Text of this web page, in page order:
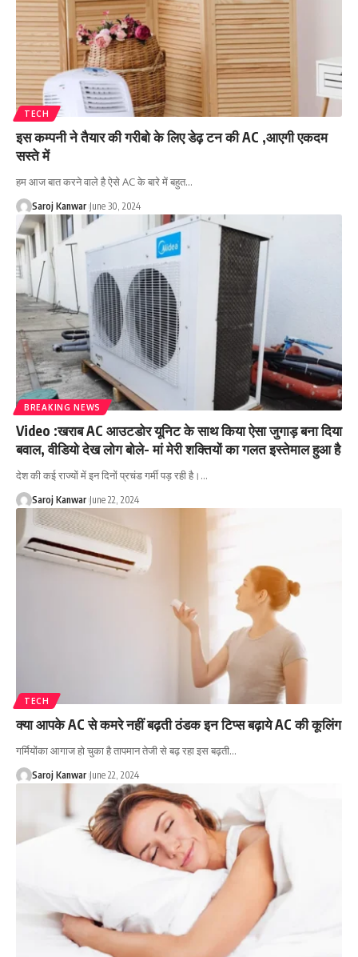
TECH
इस कम्पनी ने तैयार की गरीबो के लिए डेढ़ टन की AC ,आएगी एकदम
सस्ते में
हम आज बात करने वाले है ऐसे AC के बारे में बहुत…
Saroj Kanwar June 30, 2024
BREAKING NEWS
Video :खराब AC आउटडोर यूनिट के साथ किया ऐसा जुगाड़ बना दिया
बवाल, वीडियो देख लोग बोले- मां मेरी शक्तियों का गलत इस्तेमाल हुआ है
देश की कई राज्यों में इन दिनों प्रचंड गर्मी पड़ रही है। …
Saroj Kanwar June 22, 2024
TECH
क्या आपके AC से कमरे नहीं बढ़ती ठंडक इन टिप्स बढ़ाये AC की कूलिंग
गर्मियोंका आगाज हो चुका है तापमान तेजी से बढ़ रहा इस बढ़ती…
Saroj Kanwar June 22, 2024